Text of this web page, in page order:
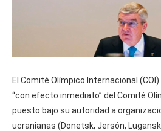
El Comité Olímpico Internacional
“con efecto inmediato” del Comité
puesto bajo su autoridad a
ucranianas (Donetsk, Jersón, Lugansk